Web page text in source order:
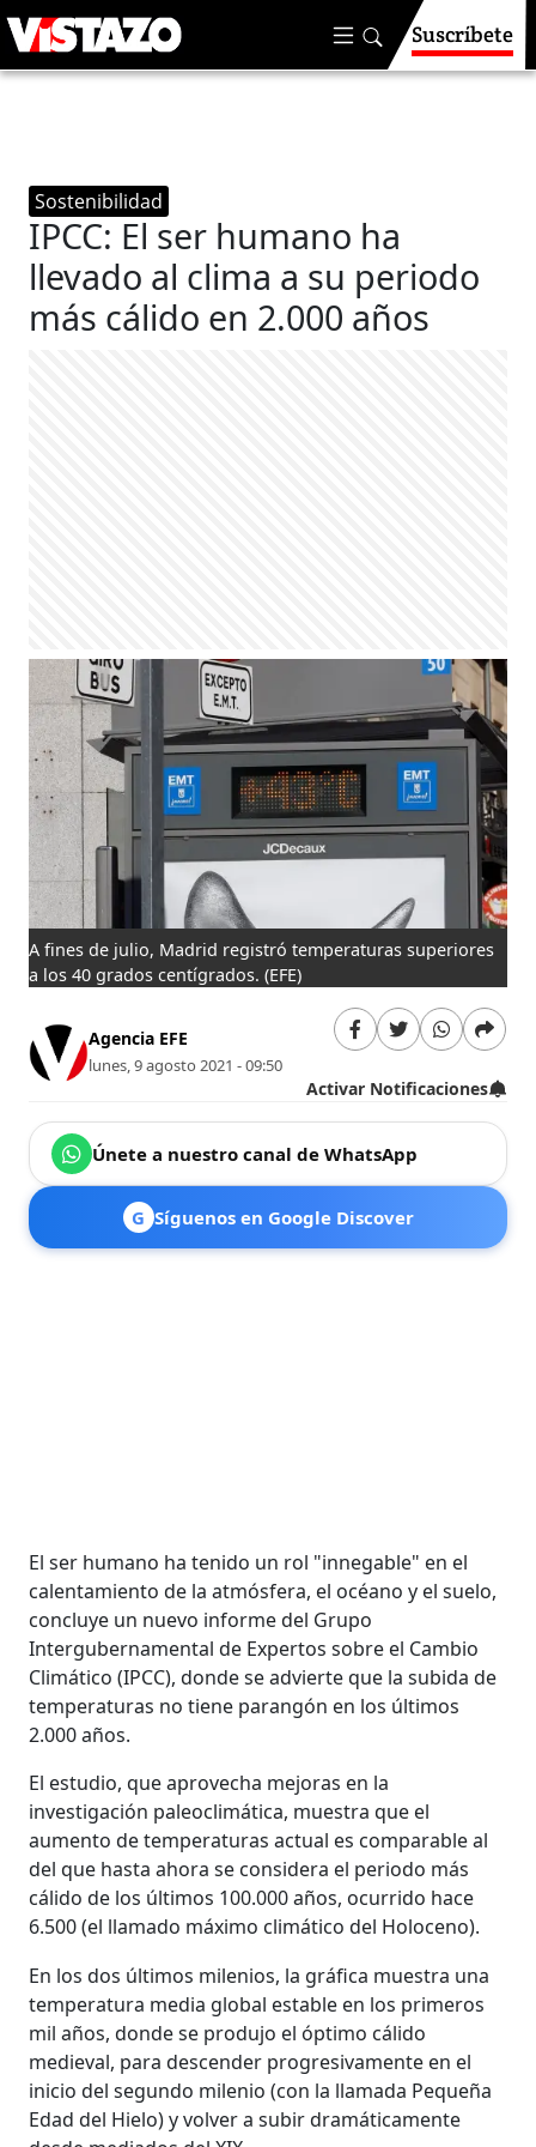
Suscríbete
Sostenibilidad
IPCC: El ser humano ha
llevado al clima a su periodo
más cálido en 2.000 años
A fines de julio, Madrid registró temperaturas superiores
a los 40 grados centígrados. (EFE)
Agencia EFE
lunes, 9 agosto 2021 - 09:50
Activar Notificaciones
Únete a nuestro canal de WhatsApp
G Síguenos en Google Discover
El ser humano ha tenido un rol "innegable" en el
calentamiento de la atmósfera, el océano y el suelo,
concluye un nuevo informe del Grupo
Intergubernamental de Expertos sobre el Cambio
Climático (IPCC), donde se advierte que la subida de
temperaturas no tiene parangón en los últimos
2.000 años.
El estudio, que aprovecha mejoras en la
investigación paleoclimática, muestra que el
aumento de temperaturas actual es comparable al
del que hasta ahora se considera el periodo más
cálido de los últimos 100.000 años, ocurrido hace
6.500 (el llamado máximo climático del Holoceno).
En los dos últimos milenios, la gráfica muestra una
temperatura media global estable en los primeros
mil años, donde se produjo el óptimo cálido
medieval, para descender progresivamente en el
inicio del segundo milenio (con la llamada Pequeña
Edad del Hielo) y volver a subir dramáticamente